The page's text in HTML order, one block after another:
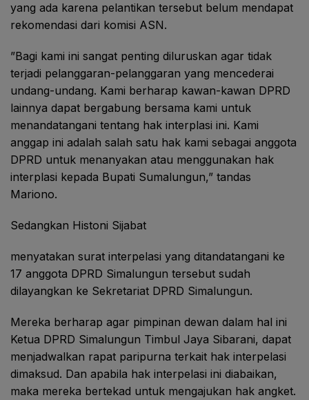
yang ada karena pelantikan tersebut belum mendapat
rekomendasi dari komisi ASN.
”Bagi kami ini sangat penting diluruskan agar tidak
terjadi pelanggaran-pelanggaran yang mencederai
undang-undang. Kami berharap kawan-kawan DPRD
lainnya dapat bergabung bersama kami untuk
menandatangani tentang hak interplasi ini. Kami
anggap ini adalah salah satu hak kami sebagai anggota
DPRD untuk menanyakan atau menggunakan hak
interplasi kepada Bupati Sumalungun,” tandas
Mariono.
Sedangkan Histoni Sijabat
menyatakan surat interpelasi yang ditandatangani ke
17 anggota DPRD Simalungun tersebut sudah
dilayangkan ke Sekretariat DPRD Simalungun.
Mereka berharap agar pimpinan dewan dalam hal ini
Ketua DPRD Simalungun Timbul Jaya Sibarani, dapat
menjadwalkan rapat paripurna terkait hak interpelasi
dimaksud. Dan apabila hak interpelasi ini diabaikan,
maka mereka bertekad untuk mengajukan hak angket.